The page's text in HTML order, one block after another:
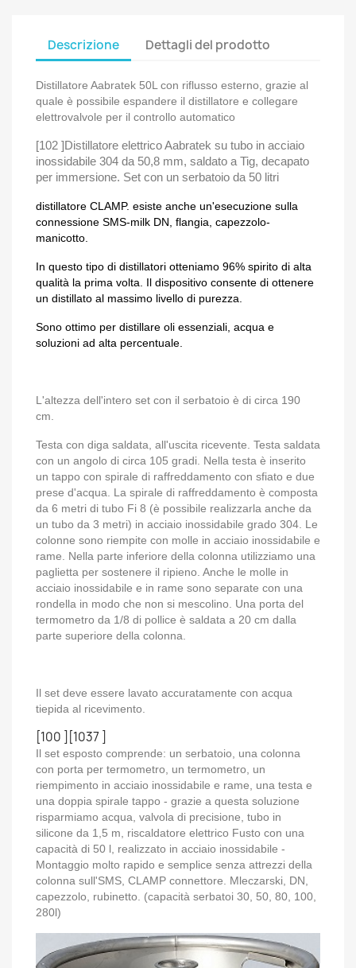
Descrizione Dettagli del prodotto
Distillatore Aabratek 50L con riflusso esterno, grazie al
quale è possibile espandere il distillatore e collegare
elettrovalvole per il controllo automatico
[102 ]Distillatore elettrico Aabratek su tubo in acciaio
inossidabile 304 da 50,8 mm, saldato a Tig, decapato
per immersione. Set con un serbatoio da 50 litri
distillatore CLAMP. esiste anche un'esecuzione sulla
connessione SMS-milk DN, flangia, capezzolo-
manicotto.
In questo tipo di distillatori otteniamo 96% spirito di alta
qualità la prima volta. Il dispositivo consente di ottenere
un distillato al massimo livello di purezza.
Sono ottimo per distillare oli essenziali, acqua e
soluzioni ad alta percentuale.
L'altezza dell'intero set con il serbatoio è di circa 190
cm.
Testa con diga saldata, all'uscita ricevente. Testa saldata
con un angolo di circa 105 gradi. Nella testa è inserito
un tappo con spirale di raffreddamento con sfiato e due
prese d'acqua. La spirale di raffreddamento è composta
da 6 metri di tubo Fi 8 (è possibile realizzarla anche da
un tubo da 3 metri) in acciaio inossidabile grado 304. Le
colonne sono riempite con molle in acciaio inossidabile e
rame. Nella parte inferiore della colonna utilizziamo una
paglietta per sostenere il ripieno. Anche le molle in
acciaio inossidabile e in rame sono separate con una
rondella in modo che non si mescolino. Una porta del
termometro da 1/8 di pollice è saldata a 20 cm dalla
parte superiore della colonna.
Il set deve essere lavato accuratamente con acqua
tiepida al ricevimento.
[100 ][1037 ]
Il set esposto comprende: un serbatoio, una colonna
con porta per termometro, un termometro, un
riempimento in acciaio inossidabile e rame, una testa e
una doppia spirale tappo - grazie a questa soluzione
risparmiamo acqua, valvola di precisione, tubo in
silicone da 1,5 m, riscaldatore elettrico Fusto con una
capacità di 50 l, realizzato in acciaio inossidabile -
Montaggio molto rapido e semplice senza attrezzi della
colonna sull'SMS, CLAMP connettore. Mleczarski, DN,
capezzolo, rubinetto. (capacità serbatoi 30, 50, 80, 100,
280l)